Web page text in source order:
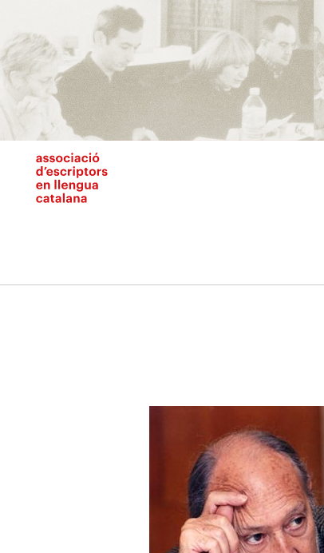
contingut